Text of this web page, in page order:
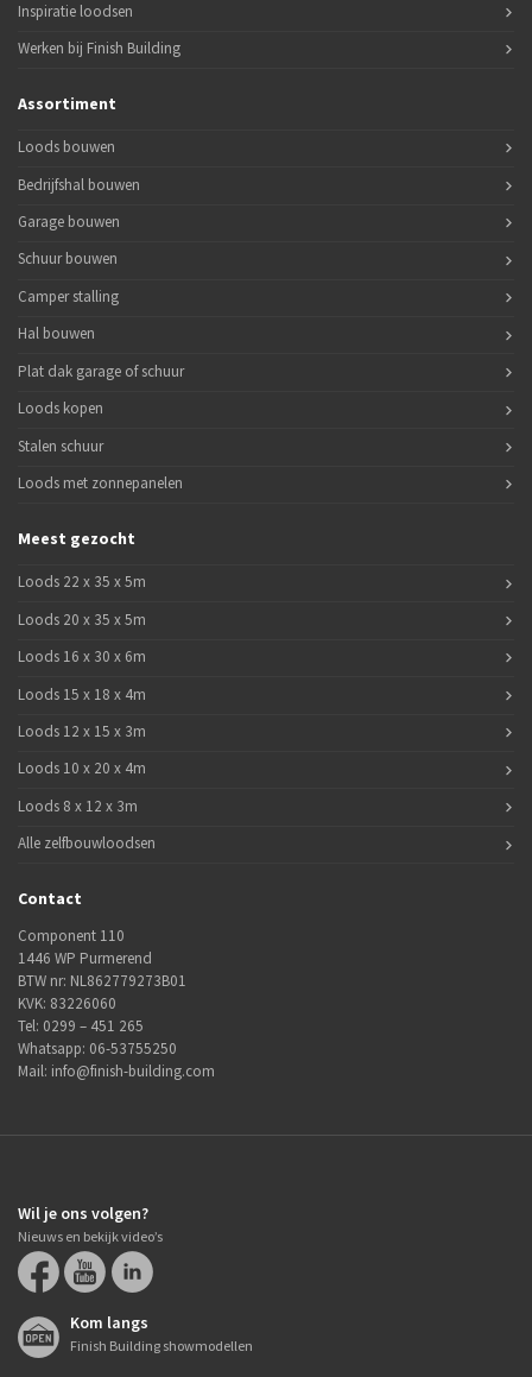
Inspiratie loodsen
Werken bij Finish Building
Assortiment
Loods bouwen
Bedrijfshal bouwen
Garage bouwen
Schuur bouwen
Camper stalling
Hal bouwen
Plat dak garage of schuur
Loods kopen
Stalen schuur
Loods met zonnepanelen
Meest gezocht
Loods 22 x 35 x 5m
Loods 20 x 35 x 5m
Loods 16 x 30 x 6m
Loods 15 x 18 x 4m
Loods 12 x 15 x 3m
Loods 10 x 20 x 4m
Loods 8 x 12 x 3m
Alle zelfbouwloodsen
Contact
Component 110
1446 WP Purmerend
BTW nr: NL862779273B01
KVK: 83226060
Tel: 0299 – 451 265
Whatsapp: 06-53755250
Mail: info@finish-building.com
Wil je ons volgen?
Nieuws en bekijk video’s
Kom langs
Finish Building showmodellen